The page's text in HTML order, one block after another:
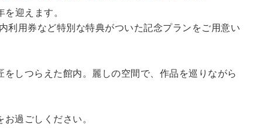
迎えます。
利用券など特別な特典がついた記念プランをご用意い
しつらえた館内。麗しの空間で、作品を巡りながら
過ごしください。